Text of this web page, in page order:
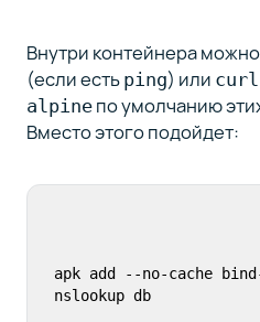
Внутри контейнера
(если есть ping) или curl
alpineпо умолчанию
Вместо этого подойдет:
apk add --no-cache
nslookup db